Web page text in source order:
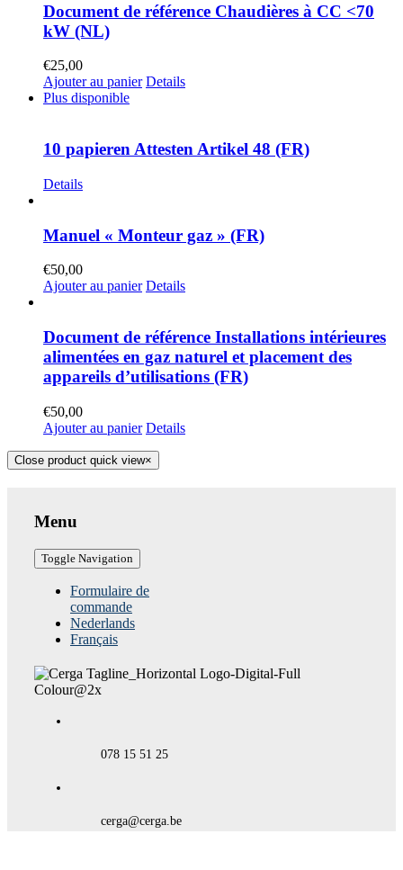
Document de référence Chaudières à CC <70
kW (NL)
€25,00
Ajouter au panier Details
Plus disponible
10 papieren Attesten Artikel 48 (FR)
Details
Manuel « Monteur gaz » (FR)
€50,00
Ajouter au panier Details
Document de référence Installations intérieures
alimentées en gaz naturel et placement des
appareils d’utilisations (FR)
€50,00
Ajouter au panier Details
Close product quick view×
Menu
Toggle Navigation
Formulaire de
commande
Nederlands
Français
078 15 51 25
cerga@cerga.be